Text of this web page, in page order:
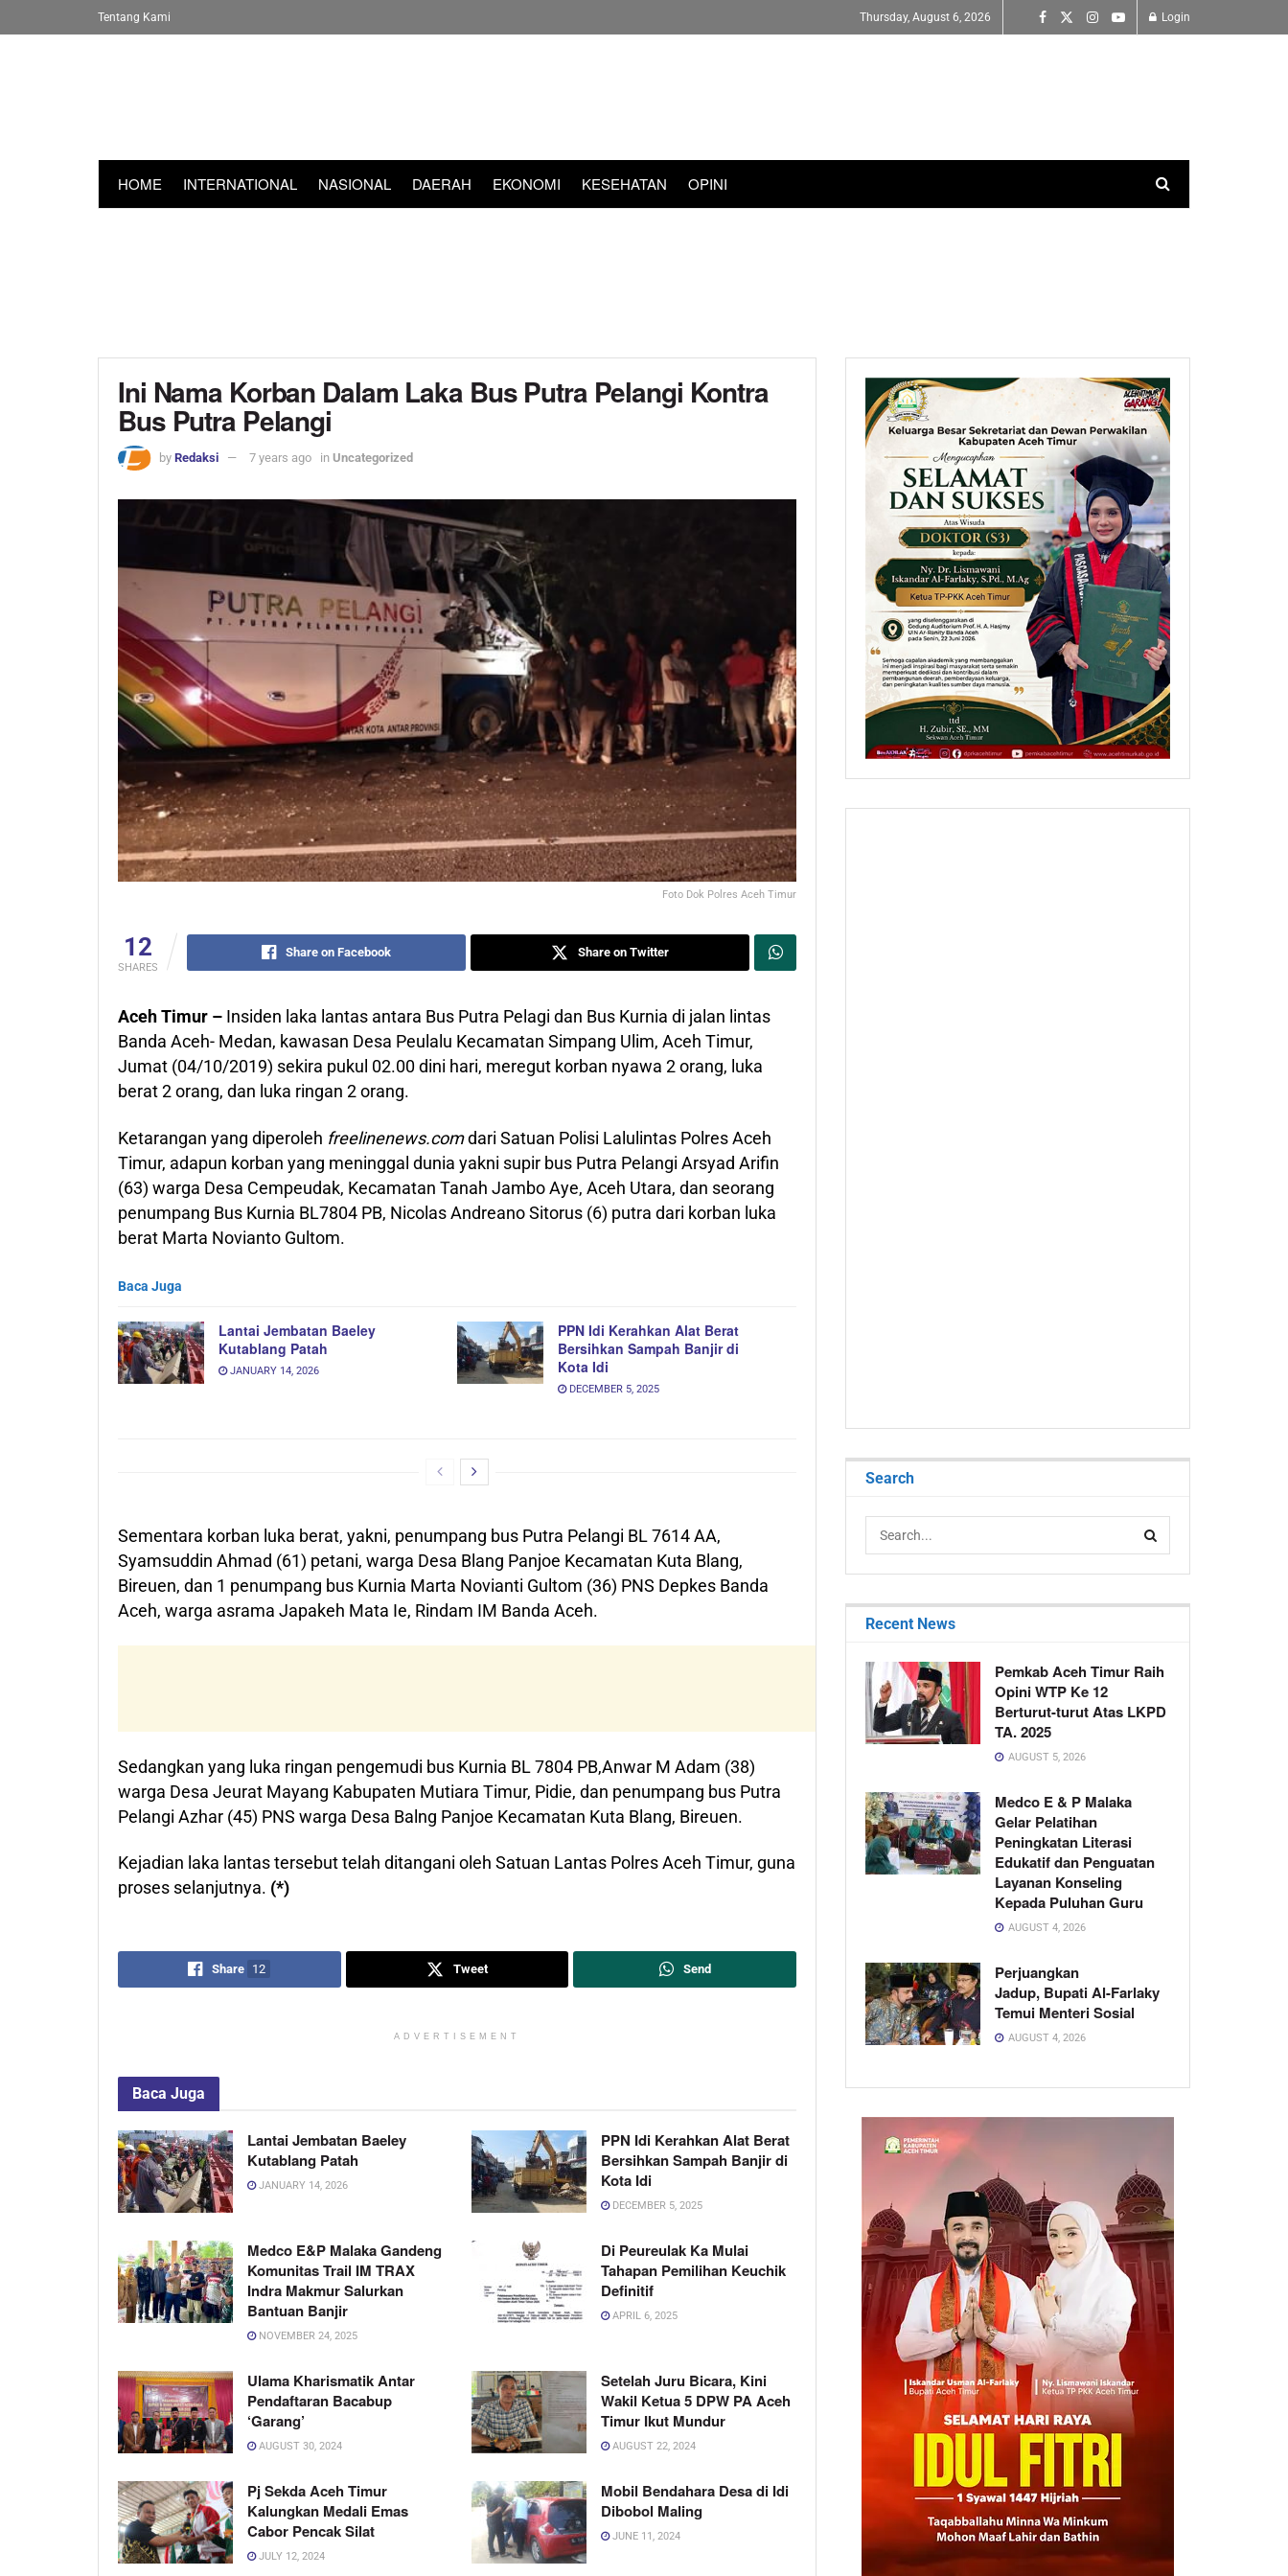
Tentang Kami Thursday, August 6, 2026 Login
HOME INTERNATIONAL NASIONAL DAERAH EKONOMI KESEHATAN OPINI
Ini Nama Korban Dalam Laka Bus Putra Pelangi Kontra
Bus Putra Pelangi
by Redaksi 7 years ago in Uncategorized
Foto Dok Polres Aceh Timur
12
SHARES
Share on Facebook Share on Twitter
Aceh Timur – Insiden laka lantas antara Bus Putra Pelagi dan Bus Kurnia di jalan lintas
Banda Aceh- Medan, kawasan Desa Peulalu Kecamatan Simpang Ulim, Aceh Timur,
Jumat (04/10/2019) sekira pukul 02.00 dini hari, meregut korban nyawa 2 orang, luka
berat 2 orang, dan luka ringan 2 orang.
Ketarangan yang diperoleh freelinenews.comdari Satuan Polisi Lalulintas Polres Aceh
Timur, adapun korban yang meninggal dunia yakni supir bus Putra Pelangi Arsyad Arifin
(63) warga Desa Cempeudak, Kecamatan Tanah Jambo Aye, Aceh Utara, dan seorang
penumpang Bus Kurnia BL7804 PB, Nicolas Andreano Sitorus (6) putra dari korban luka
berat Marta Novianto Gultom.
Baca Juga
Lantai Jembatan Baeley
Kutablang Patah
JANUARY 14, 2026
PPN Idi Kerahkan Alat Berat
Bersihkan Sampah Banjir di
Kota Idi
DECEMBER 5, 2025
Sementara korban luka berat, yakni, penumpang bus Putra Pelangi BL 7614 AA,
Syamsuddin Ahmad (61) petani, warga Desa Blang Panjoe Kecamatan Kuta Blang,
Bireuen, dan 1 penumpang bus Kurnia Marta Novianti Gultom (36) PNS Depkes Banda
Aceh, warga asrama Japakeh Mata Ie, Rindam IM Banda Aceh.
Sedangkan yang luka ringan pengemudi bus Kurnia BL 7804 PB,Anwar M Adam (38)
warga Desa Jeurat Mayang Kabupaten Mutiara Timur, Pidie, dan penumpang bus Putra
Pelangi Azhar (45) PNS warga Desa Balng Panjoe Kecamatan Kuta Blang, Bireuen.
Kejadian laka lantas tersebut telah ditangani oleh Satuan Lantas Polres Aceh Timur, guna
proses selanjutnya. (*)
Share 12 Tweet Send
ADVERTISEMENT
Baca Juga
Lantai Jembatan Baeley
Kutablang Patah
JANUARY 14, 2026
PPN Idi Kerahkan Alat Berat
Bersihkan Sampah Banjir di
Kota Idi
DECEMBER 5, 2025
Medco E&P Malaka Gandeng
Komunitas Trail IM TRAX
Indra Makmur Salurkan
Bantuan Banjir
NOVEMBER 24, 2025
Di Peureulak Ka Mulai
Tahapan Pemilihan Keuchik
Definitif
APRIL 6, 2025
Ulama Kharismatik Antar
Pendaftaran Bacabup
‘Garang’
AUGUST 30, 2024
Setelah Juru Bicara, Kini
Wakil Ketua 5 DPW PA Aceh
Timur Ikut Mundur
AUGUST 22, 2024
Pj Sekda Aceh Timur
Kalungkan Medali Emas
Cabor Pencak Silat
JULY 12, 2024
Mobil Bendahara Desa di Idi
Dibobol Maling
JUNE 11, 2024
Search
Recent News
Pemkab Aceh Timur Raih
Opini WTP Ke 12
Berturut-turut Atas LKPD
TA. 2025
AUGUST 5, 2026
Medco E & P Malaka
Gelar Pelatihan
Peningkatan Literasi
Edukatif dan Penguatan
Layanan Konseling
Kepada Puluhan Guru
AUGUST 4, 2026
Perjuangkan
Jadup, Bupati Al-Farlaky
Temui Menteri Sosial
AUGUST 4, 2026